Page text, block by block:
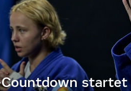
startet